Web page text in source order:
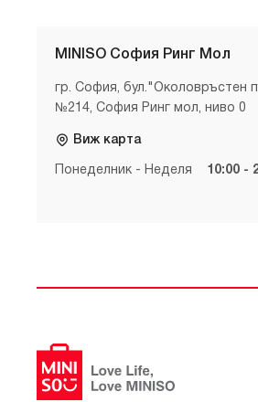
MINISO София Ринг Мол
гр. София, бул."Околовръстен
№214, София Ринг мол, ниво 0
Виж карта
Понеделник - Неделя 10:00 -